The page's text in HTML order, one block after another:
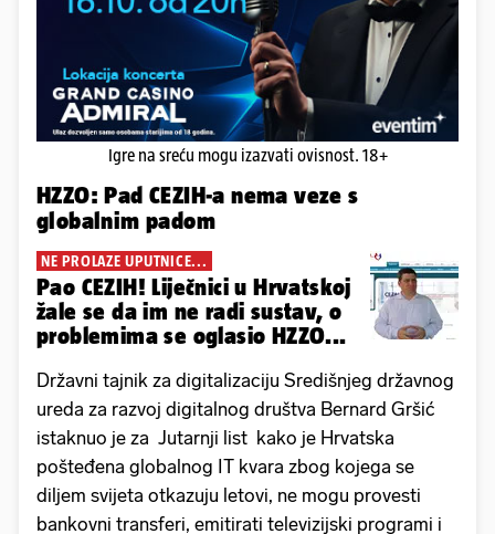
Igre na sreću mogu izazvati ovisnost. 18+
HZZO: Pad CEZIH-a nema veze s
globalnim padom
NE PROLAZE UPUTNICE...
Pao CEZIH! Liječnici u Hrvatskoj
žale se da im ne radi sustav, o
problemima se oglasio HZZO...
Državni tajnik za digitalizaciju Središnjeg državnog
ureda za razvoj digitalnog društva Bernard Gršić
istaknuo je za Jutarnji list kako je Hrvatska
pošteđena globalnog IT kvara zbog kojega se
diljem svijeta otkazuju letovi, ne mogu provesti
bankovni transferi, emitirati televizijski programi i